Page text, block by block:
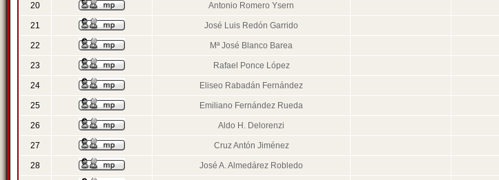
20 Antonio Romero Ysern
21 José Luis Redón Garrido
22 Mª José Blanco Barea
23 Rafael Ponce López
24 Eliseo Rabadán Fernández
25 Emiliano Fernández Rueda
26 Aldo H. Delorenzi
27 Cruz Antón Jiménez
28 José A. Almedárez Robledo